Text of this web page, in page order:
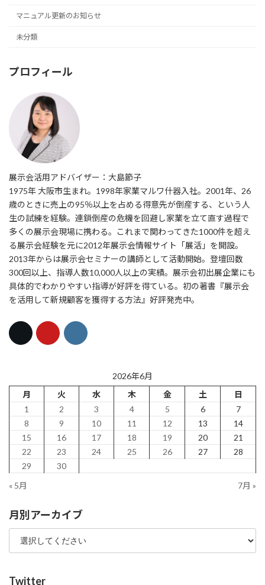
マニュアル更新のお知らせ
未分類
プロフィール
展示会活用アドバイザー：大島節子
1975年 大阪市生まれ。1998年家業マルワ什器入社。2001年、26
歳のときに売上の95％以上を占める得意先が倒産する、という人
生の試練を経験。連鎖倒産の危機を回避し家業を立て直す過程で
多くの展示会現場に携わる。これまで関わってきた1000件を超え
る展示会経験を元に2012年展示会情報サイト「展活」を開設。
2013年からは展示会セミナーの講師として活動開始。登壇回数
300回以上、指導人数10,000人以上の実績。展示会初出展企業にも
具体的でわかりやすい指導が好評を得ている。初の著書『展示会
を活用して新規顧客を獲得する方法』好評発売中。
2026年6月
月
火 水 木 金 土
日
1
2 3 4 5 6
7
8
9 10 11 12 13
14
15
16 17 18 19 20
21
22
23 24 25 26 27
28
29
30
« 5月
7月 »
月別アーカイブ
Twitter